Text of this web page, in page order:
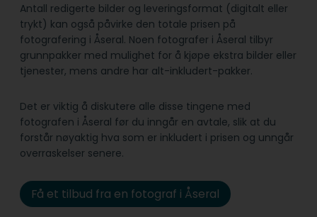
Antall redigerte bilder og leveringsformat (digitalt eller
trykt) kan også påvirke den totale prisen på
fotografering i Åseral. Noen fotografer i Åseral tilbyr
grunnpakker med mulighet for å kjøpe ekstra bilder eller
tjenester, mens andre har alt-inkludert-pakker.
Det er viktig å diskutere alle disse tingene med
fotografen i Åseral før du inngår en avtale, slik at du
forstår nøyaktig hva som er inkludert i prisen og unngår
overraskelser senere.
Få et tilbud fra en fotograf i Åseral